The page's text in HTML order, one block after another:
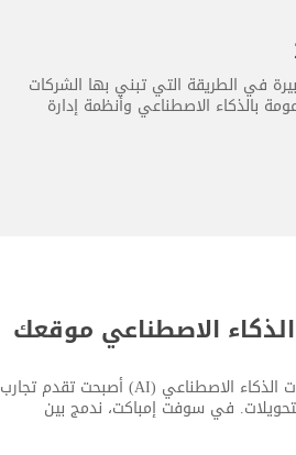
أكثر من أي وقت مضى، ويأتي عام 2026 بتغييرات كبيرة في الطريقة التي تبني بها الشركات
بالذكاء الاصطناعي وأنظمة إدارة
الاصطناعي موقعك
اليوم، لم يعد امتلاك موقع إلكتروني حديث كافيًا بحد ذاته. فالشركات التي تدمج تقنيات الذكاء الاصطناعي (AI) أصبحت تقدم تجارب
في سوفت إمباكت، ندمج بين